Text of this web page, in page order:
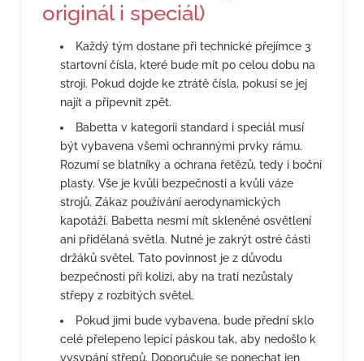
originál i speciál)
Každý tým dostane při technické přejímce 3
startovní čísla, které bude mít po celou dobu na
stroji. Pokud dojde ke ztrátě čísla, pokusí se jej
najít a připevnit zpět.
Babetta v kategorii standard i speciál musí
být vybavena všemi ochrannými prvky rámu.
Rozumí se blatníky a ochrana řetězů, tedy i boční
plasty. Vše je kvůli bezpečnosti a kvůli váze
strojů. Zákaz používání aerodynamických
kapotáží. Babetta nesmí mít skleněné osvětlení
ani přidělaná světla. Nutné je zakrýt ostré části
držáků světel. Tato povinnost je z důvodu
bezpečnosti při kolizi, aby na trati nezůstaly
střepy z rozbitých světel.
Pokud jimi bude vybavena, bude přední sklo
celé přelepeno lepicí páskou tak, aby nedošlo k
vysypání střepů. Doporučuje se ponechat jen